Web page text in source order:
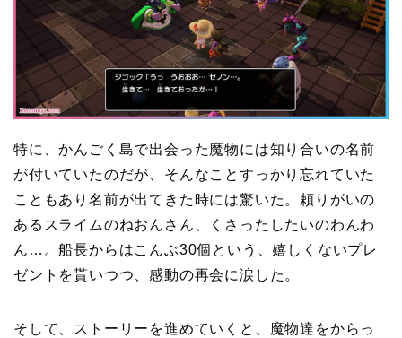
特に、かんごく島で出会った魔物には知り合いの名前
が付いていたのだが、そんなことすっかり忘れていた
こともあり名前が出てきた時には驚いた。頼りがいの
あるスライムのねおんさん、くさったしたいのわんわ
ん…。船長からはこんぶ30個という、嬉しくないプレ
ゼントを貰いつつ、感動の再会に涙した。
そして、ストーリーを進めていくと、魔物達をからっ